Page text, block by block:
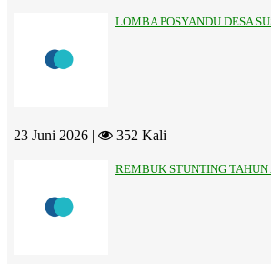
LOMBA POSYANDU DESA
23 Juni 2026 | 352 Kali
REMBUK STUNTING TAHUN